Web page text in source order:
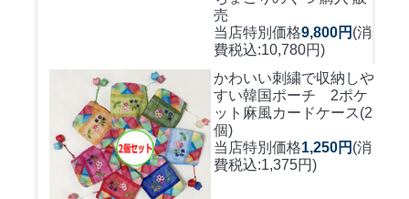
売
当店特別価格9,800円 (消
費税込:10,780円)
かわいい刺繍で収納しや
すい韓国ポーチ 2ポケ
ット麻風カードケース(2
個)
当店特別価格1,250円 (消
費税込:1,375円)